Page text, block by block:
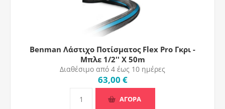
Benman Λάστιχο Ποτίσματος Flex Pro Γκρι -
Μπλε 1/2'' X 50m
Διαθέσιμο από 4 έως 10 ημέρες
63,00 €
ΑΓΟΡΑ